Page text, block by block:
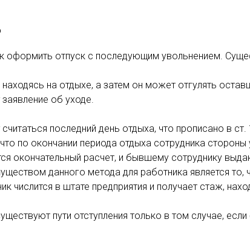
оформить отпуск с последующим увольнением.
на отдыхе, а затем он может отгулять
об уходе.
последний день отдыха, что прописано в
по окончании периода отдыха сотрудника
окончательный расчет, и бывшему сотруднику
данного метода для работника является
числится в штате предприятия и получает стаж,
пути отступления только в том случае,